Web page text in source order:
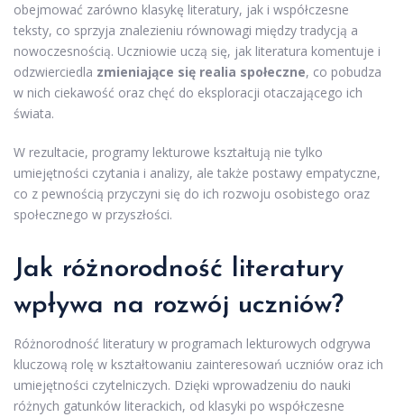
obejmować zarówno klasykę literatury, jak i współczesne
teksty, co sprzyja znalezieniu równowagi między tradycją a
nowoczesnością. Uczniowie uczą się, jak literatura komentuje i
odzwierciedla zmieniające się realia społeczne, co pobudza
w nich ciekawość oraz chęć do eksploracji otaczającego ich
świata.
W rezultacie, programy lekturowe kształtują nie tylko
umiejętności czytania i analizy, ale także postawy empatyczne,
co z pewnością przyczyni się do ich rozwoju osobistego oraz
społecznego w przyszłości.
Jak różnorodność literatury
wpływa na rozwój uczniów?
Różnorodność literatury w programach lekturowych odgrywa
kluczową rolę w kształtowaniu zainteresowań uczniów oraz ich
umiejętności czytelniczych. Dzięki wprowadzeniu do nauki
różnych gatunków literackich, od klasyki po współczesne